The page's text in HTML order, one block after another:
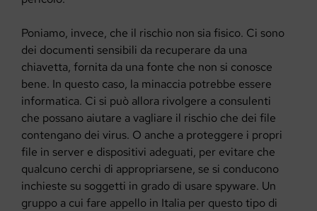
Poniamo, invece, che il rischio non sia fisico. Ci sono
dei documenti sensibili da recuperare da una
chiavetta, fornita da una fonte che non si conosce
bene. In questo caso, la minaccia potrebbe essere
informatica. Ci si può allora rivolgere a consulenti
che possano aiutare a vagliare il rischio che dei file
contengano dei virus. O anche a proteggere i propri
file in server e dispositivi adeguati, per evitare che
qualcuno cerchi di appropriarsene, se si conducono
inchieste su soggetti in grado di usare spyware. Un
gruppo a cui fare appello in Italia per questo tipo di